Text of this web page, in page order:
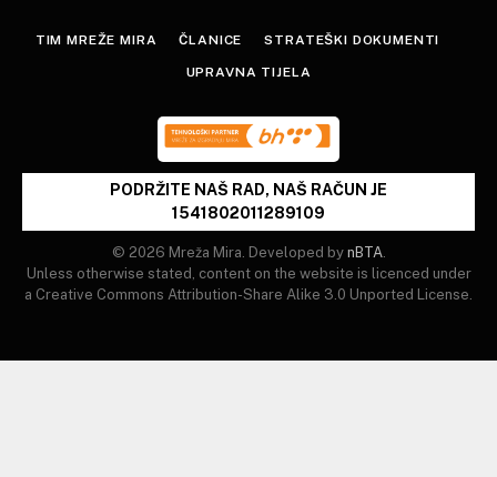
TIM MREŽE MIRA ČLANICE STRATEŠKI DOKUMENTI
UPRAVNA TIJELA
PODRŽITE NAŠ RAD, NAŠ RAČUN JE
1541802011289109
© 2026 Mreža Mira. Developed by nBTA.
Unless otherwise stated, content on the website is licenced under
a Creative Commons Attribution-Share Alike 3.0 Unported License.